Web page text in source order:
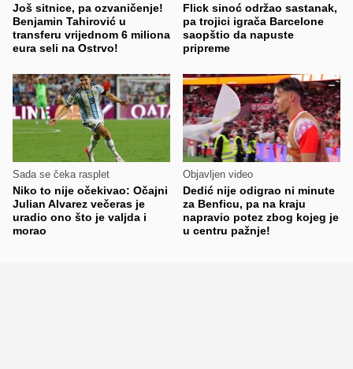
Još sitnice, pa ozvaničenje!
Benjamin Tahirović u
transferu vrijednom 6 miliona
eura seli na Ostrvo!
Flick sinoć održao sastanak,
pa trojici igrača Barcelone
saopštio da napuste
pripreme
Sada se čeka rasplet
Niko to nije očekivao: Očajni
Julian Alvarez večeras je
uradio ono što je valjda i
morao
Objavljen video
Dedić nije odigrao ni minute
za Benficu, pa na kraju
napravio potez zbog kojeg je
u centru pažnje!